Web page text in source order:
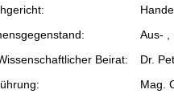
Aus- ,
Beirat:
Dr.
Mag.